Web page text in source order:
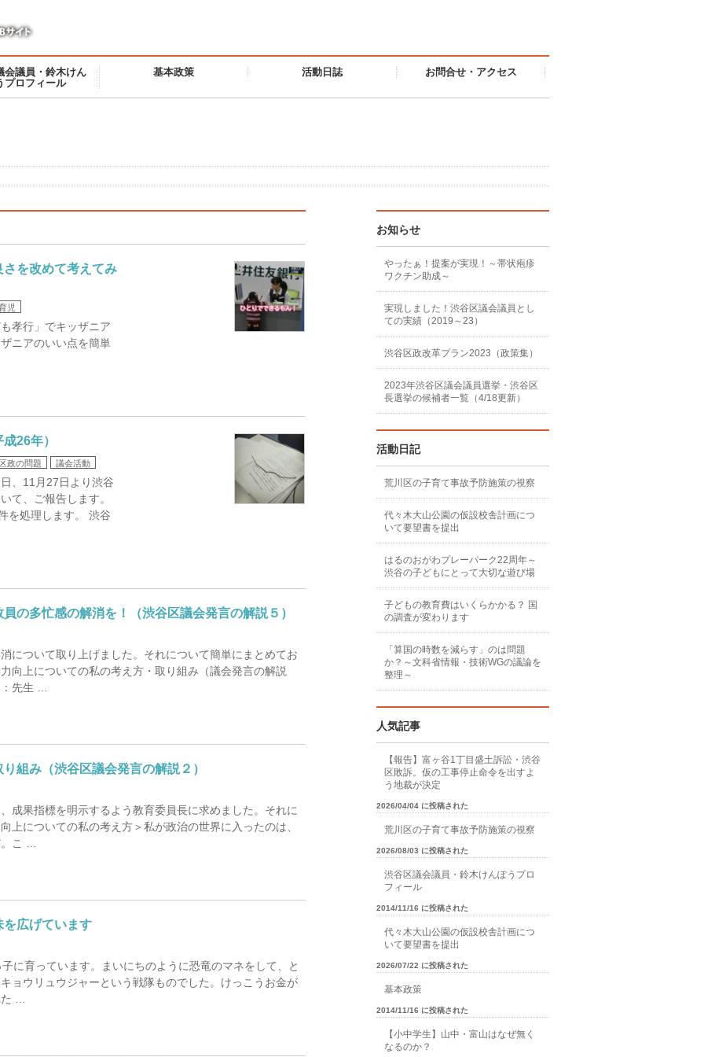
会議員・鈴木けん
プロフィール
基本政策 活動日誌 お問合せ・アクセス
を改めて考えてみ
児
孝行」でキッザニア
ニアのいい点を簡単
26年）
政の問題 議会活動
、11月27日より渋谷
て、ご報告します。
を処理します。 渋谷
の多忙感の解消を！（渋谷区議会発言の解説５）
について取り上げました。それについて簡単にまとめてお
向上についての私の考え方・取り組み（議会発言の解説
先生 …
組み（渋谷区議会発言の解説２）
成果指標を明示するよう教育委員長に求めました。それに
上についての私の考え方＞私が政治の世界に入ったのは、
こ …
広げています
に育っています。まいにちのように恐竜のマネをして、と
ョウリュウジャーという戦隊ものでした。けっこうお金が
…
お知らせ
やったぁ！提案が実現！～帯状疱疹
ワクチン助成～
実現しました！渋谷区議会議員とし
ての実績（2019～23）
渋谷区政改革プラン2023（政策集）
2023年渋谷区議会議員選挙・渋谷区
長選挙の候補者一覧（4/18更新）
活動日記
荒川区の子育て事故予防施策の視察
代々木大山公園の仮設校舎計画につ
いて要望書を提出
はるのおがわプレーパーク22周年～
渋谷の子どもにとって大切な遊び場
子どもの教育費はいくらかかる？ 国
の調査が変わります
「算国の時数を減らす」のは問題
か？～文科省情報・技術WGの議論を
整理～
人気記事
【報告】富ヶ谷1丁目盛土訴訟・渋谷
区敗訴。仮の工事停止命令を出すよ
う地裁が決定
2026/04/04 に投稿された
荒川区の子育て事故予防施策の視察
2026/08/03 に投稿された
渋谷区議会議員・鈴木けんぽうプロ
フィール
2014/11/16 に投稿された
代々木大山公園の仮設校舎計画につ
いて要望書を提出
2026/07/22 に投稿された
基本政策
2014/11/16 に投稿された
【小中学生】山中・富山はなぜ無く
なるのか？